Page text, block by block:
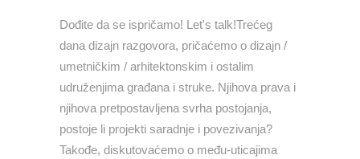
Dođite da se ispričamo! Let's talk!Trećeg
dana dizajn razgovora, pričaćemo o dizajn /
umetničkim / arhitektonskim i ostalim
udruženjima građana i struke. Njihova prava i
njihova pretpostavljena svrha postojanja,
postoje li projekti saradnje i povezivanja?
Takođe, diskutovaćemo o među-uticajima